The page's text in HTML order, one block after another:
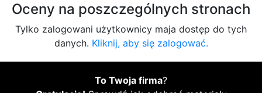
Oceny na poszczególnych stronach
Tylko zalogowani użytkownicy maja dostęp do tych
danych. Kliknij, aby się zalogować.
To Twoja firma?